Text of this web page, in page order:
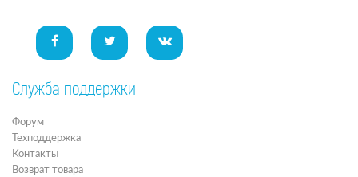
Служба поддержки
Форум
Техподдержка
Контакты
Возврат товара